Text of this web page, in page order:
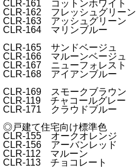
CLR-161 コットンホワイト
CLR-162 フレッシュグリーン
CLR-163 アッシュグリーン
CLR-164 マリンブルー
CLR-165 サンドベージュ
CLR-166 マルーンベージュ
CLR-167 ニューフォレスト
CLR-168 アイアンブルー
CLR-169 スモークブラウン
CLR-119 チャコールグレー
CLR-171 クラウドブルー
◎戸建て住宅向け標準色
CLR-155 オークオレンジ
CLR-156 アーバンレッド
CLR-112 マルーン
CLR-113 チョコレート